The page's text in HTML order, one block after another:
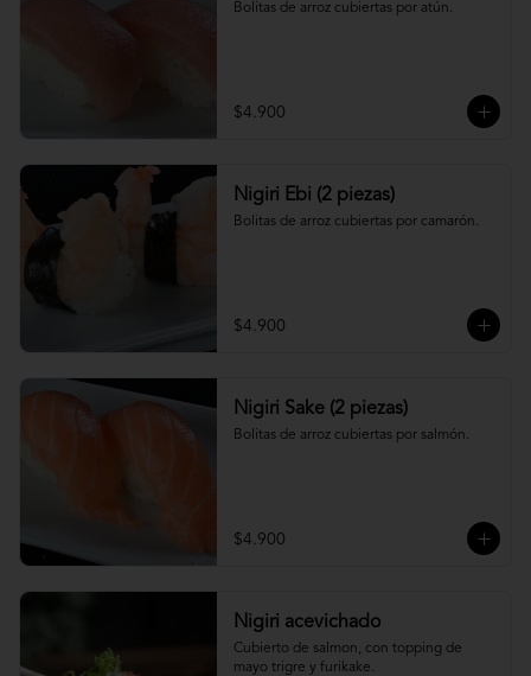
Bolitas de arroz cubiertas por atún.
$4.900
Nigiri Ebi (2 piezas)
Bolitas de arroz cubiertas por camarón.
$4.900
Nigiri Sake (2 piezas)
Bolitas de arroz cubiertas por salmón.
$4.900
Nigiri acevichado
Cubierto de salmon, con topping de
mayo trigre y furikake.